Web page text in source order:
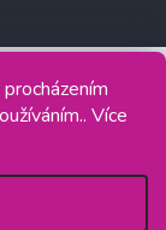
Více
vyhrazena.